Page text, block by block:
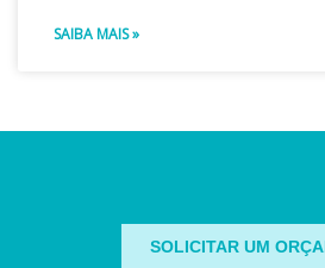
SAIBA MAIS »
SOLICITAR UM